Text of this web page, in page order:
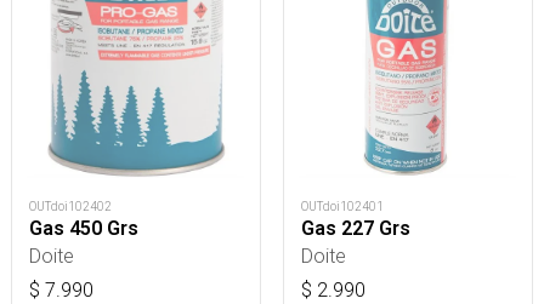
OUTdoi102402
Gas 450 Grs
Doite
$ 7.990
OUTdoi102401
Gas 227 Grs
Doite
$ 2.990